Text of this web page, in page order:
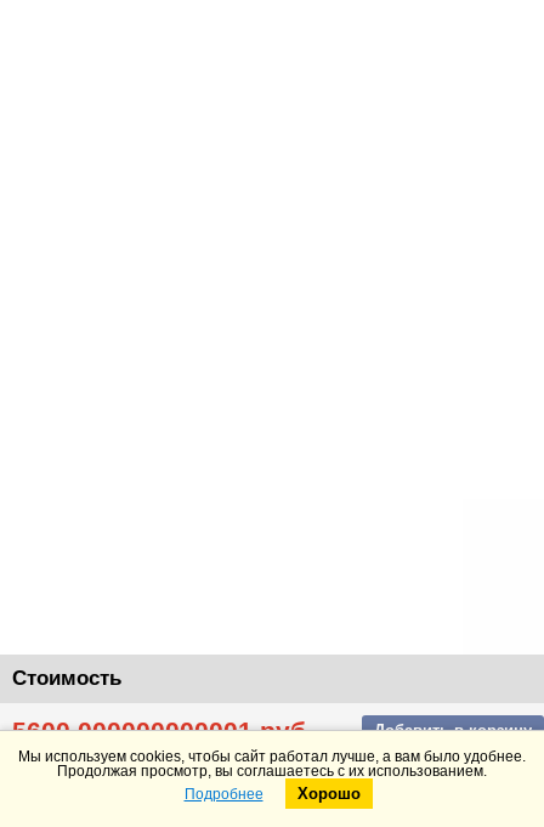
Стоимость
5600.000000000001 руб.
Добавить в корзину
Подробнее
Telegram
Мы используем cookies, чтобы сайт работал лучше, а вам было удобнее.
Продолжая просмотр, вы соглашаетесь с их использованием.
Подробнее
Хорошо